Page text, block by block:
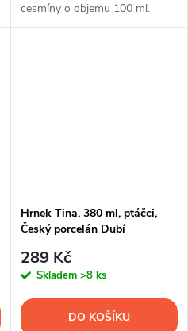
cesmíny o objemu 100 ml.
Hrnek Tina, 380 ml, ptáčci,
Český porcelán Dubí
289 Kč
Skladem >8 ks
DO KOŠÍKU